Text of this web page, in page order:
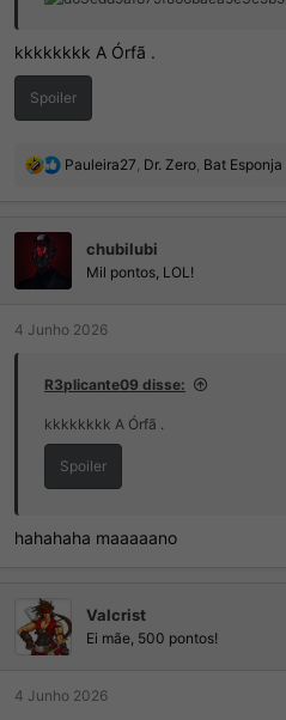
kkkkkkkk A Órfã .
Spoiler
R
s
Pauleira27 Dr. Zero Bat Esponja
chubilubi
Mil pontos, LOL!
4 Junho 2026
R3plicante09 disse:
kkkkkkkk A Órfã .
Spoiler
hahahaha maaaaano
Valcrist
Ei mãe, 500 pontos!
4 Junho 2026